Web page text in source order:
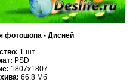
фотошопа - Дисней
1 шт.
PSD
1807x1807
66.8 Mб